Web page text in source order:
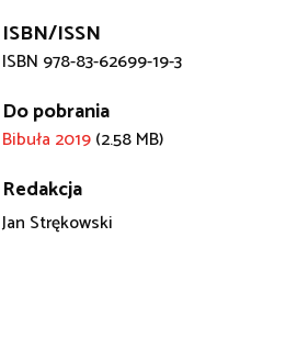
ISBN/ISSN
ISBN 978-83-62699-19-3
Do pobrania
Bibuła 2019(2.58 MB)
Redakcja
Jan Strękowski